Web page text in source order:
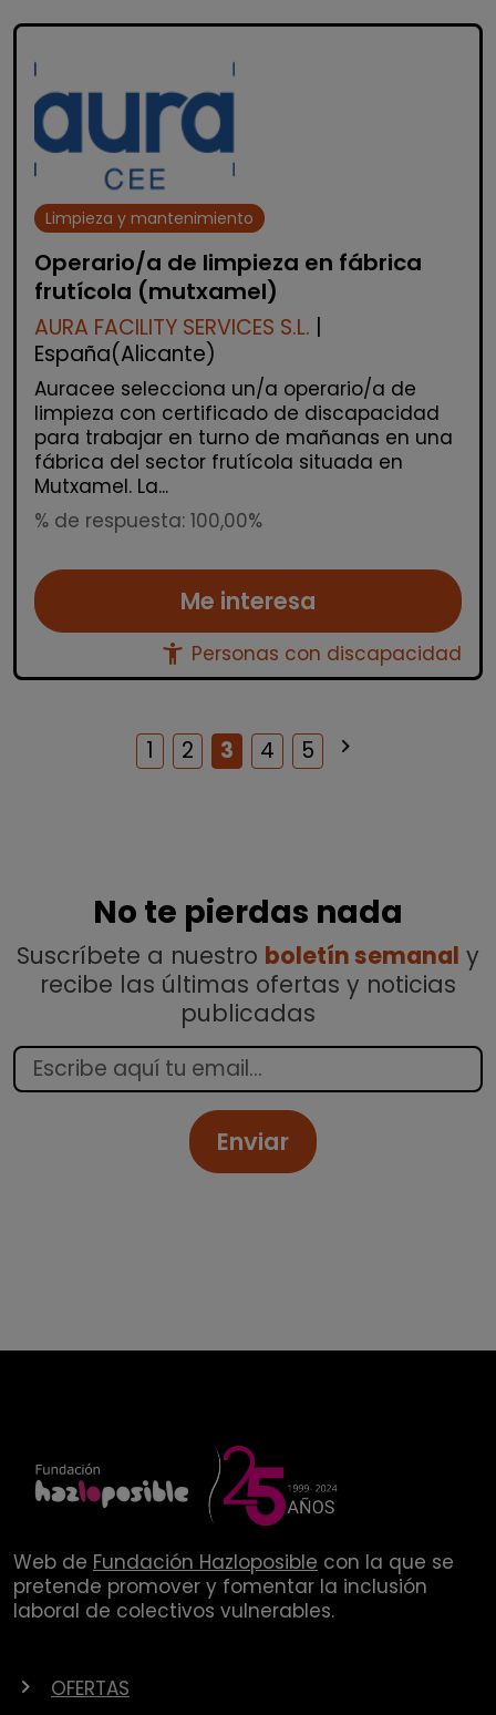
Limpieza y mantenimiento
Operario/a de limpieza en fábrica
frutícola (mutxamel)
AURA FACILITY SERVICES S.L. |
España(Alicante)
Auracee selecciona un/a operario/a de
limpieza con certificado de discapacidad
para trabajar en turno de mañanas en una
fábrica del sector frutícola situada en
Mutxamel. La...
% de respuesta: 100,00%
Me interesa
accessibility_new Personas con discapacidad
1 2 3 4 5 keyboard_arrow_right
No te pierdas nada
Suscríbete a nuestro boletín semanal y
recibe las últimas ofertas y noticias
publicadas
Enviar
Web de Fundación Hazloposible con la que se
pretende promover y fomentar la inclusión
laboral de colectivos vulnerables.
OFERTAS